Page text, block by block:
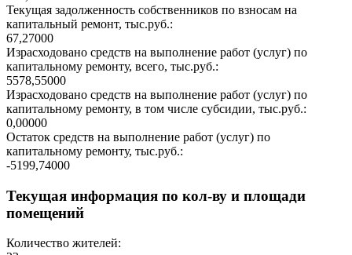
Текущая задолженность собственников по взносам на
капитальный ремонт, тыс.руб.:
67,27000
Израсходовано средств на выполнение работ (услуг) по
капитальному ремонту, всего, тыс.руб.:
5578,55000
Израсходовано средств на выполнение работ (услуг) по
капитальному ремонту, в том числе субсидии, тыс.руб.:
0,00000
Остаток средств на выполнение работ (услуг) по
капитальному ремонту, тыс.руб.:
-5199,74000
Текущая информация по кол-ву и площади
помещений
Количество жителей: